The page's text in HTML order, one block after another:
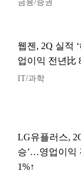
금융/증권
웹젠, 2Q 실적
업이익 전년比
IT/과학
LG유플러스,
승’…영업이익
1%↑